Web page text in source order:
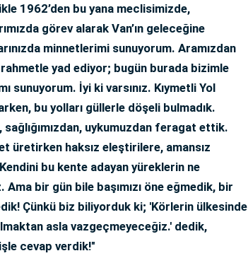
1962’den bu yana meclisimizde,
görev alarak Van’ın geleceğine
minnetlerimi sunuyorum. Aramızdan
yad ediyor; bugün burada bizimle
sunuyorum. İyi ki varsınız. Kıymetli Yol
bu yolları güllerle döşeli bulmadık.
uykumuzdan feragat ettik.
üretirken haksız eleştirilere, amansız
bu kente adayan yüreklerin ne
Ama bir gün bile başımızı öne eğmedik, bir
Çünkü biz biliyorduk ki; 'Körlerin ülkesinde
asla vazgeçmeyeceğiz.' dedik,
cevap verdik!"